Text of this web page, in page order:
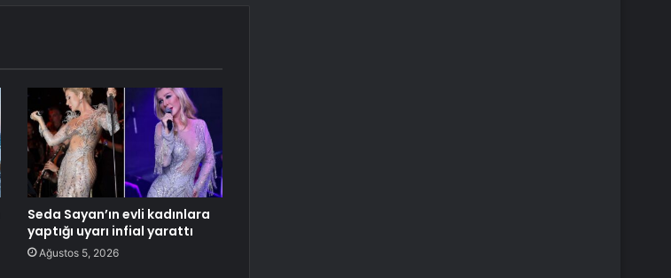
Seda Sayan’ın evli kadınlara
yaptığı uyarı infial yarattı
Ağustos 5, 2026